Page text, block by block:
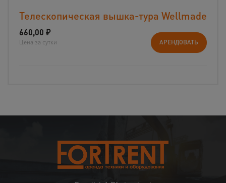
Телескопическая вышка-тура Wellmade
660,00 ₽
Цена за сутки АРЕНДОВАТЬ